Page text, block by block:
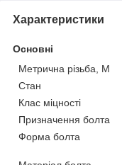
Характеристики
Основні
Метрична різьба, М
Стан
Клас міцності
Призначення болта
Форма болта